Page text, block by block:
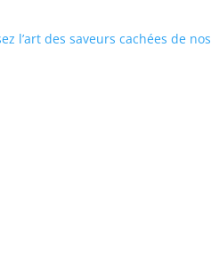
l’art des saveurs cachées de nos